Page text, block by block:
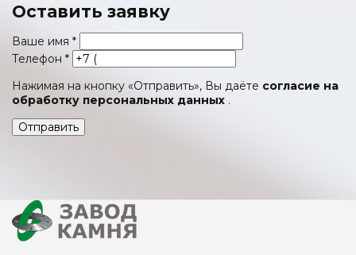
Оставить заявку
Ваше имя *
Телефон *
Нажимая на кнопку «Отправить», Вы даёте согласие на
обработку персональных данных .
Отправить